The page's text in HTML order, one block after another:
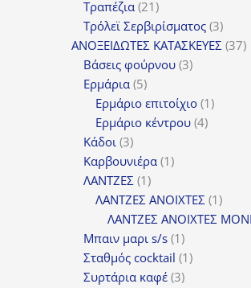
Τραπέζια 2121
προϊόντα
Τρόλεϊ Σερβιρίσματος 33
ΑΝΟΞΕΙΔΩΤΕΣ ΚΑΤΑΣΚΕΥΕΣ 3737
Βάσεις φούρνου 33
Ερμάρια 55
προϊόντα
Ερμάριο επιτοίχιο 11
Ερμάριο κέντρου 44
Κάδοι 33
προϊόντα
Καρβουνιέρα 11
ΛΑΝΤΖΕΣ 11
προϊόν
ΛΑΝΤΖΕΣ ΑΝΟΙΧΤΕΣ 11
ΛΑΝΤΖΕΣ ΑΝΟΙΧΤΕΣ
Μπαιν μαρι s/s 11
προϊόν
Σταθμός cocktail 11
Συρτάρια καφέ 33